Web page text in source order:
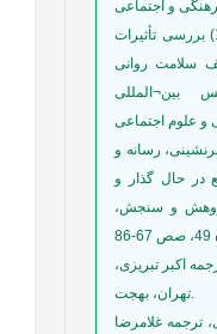
فاضل، نهیه و سارا محمدی (1395) بررسی تأثیرات
سلامت روانی
بین¬المللی
مهدی (1386) «شهرنشینی، رسانه و
در حال گذار و
و سنجش،
ترجمه اکبر تبریزی،
تهران، بهجت.
ترجمه غلامرضا